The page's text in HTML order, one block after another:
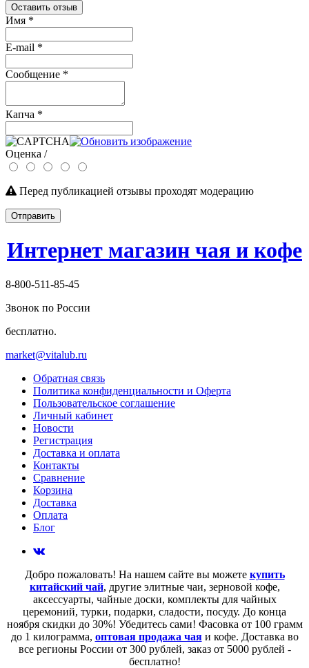
Оставить отзыв
Имя *
E-mail *
Сообщение *
Капча *
Оценка /
Перед публикацией отзывы проходят модерацию
Отправить
Интернет магазин чая и кофе
8-800-511-85-45
Звонок по России
бесплатно.
market@vitalub.ru
Обратная связь
Политика конфиденциальности и Оферта
Пользовательское соглашение
Личный кабинет
Новости
Регистрация
Доставка и оплата
Контакты
Сравнение
Корзина
Доставка
Оплата
Блог
Добро пожаловать! На нашем сайте вы можете купить
китайский чай, другие элитные чаи, зерновой кофе,
аксессуарты, чайные доски, комплекты для чайных
церемоний, турки, подарки, сладости, посуду. До конца
ноября скидки до 30%! Убедитесь сами! Фасовка от 100 грамм
до 1 килограмма, оптовая продажа чаяи кофе. Доставка во
все регионы России от 300 рублей, заказ от 5000 рублей -
бесплатно!